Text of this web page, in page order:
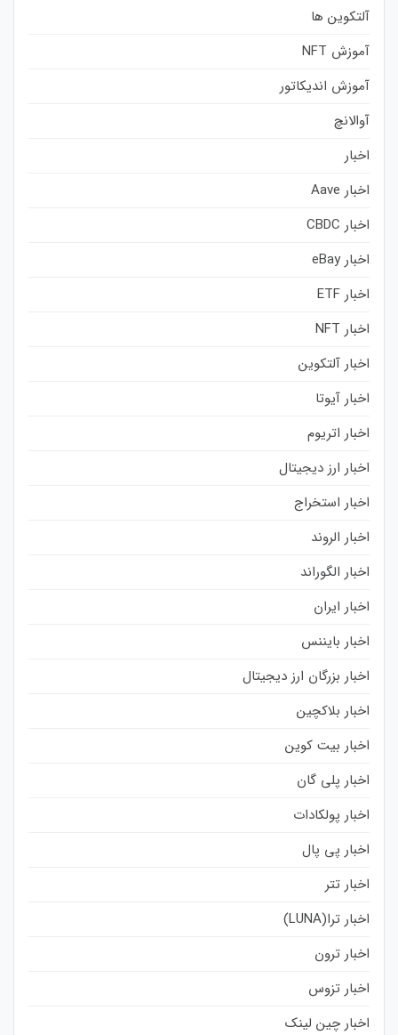
آلتکوین ها
آموزش NFT
آموزش اندیکاتور
آوالانچ
اخبار
اخبار Aave
اخبار CBDC
اخبار eBay
اخبار ETF
اخبار NFT
اخبار آلتکوین
اخبار آیوتا
اخبار اتریوم
اخبار ارز دیجیتال
اخبار استخراج
اخبار الروند
اخبار الگوراند
اخبار ایران
اخبار بایننس
اخبار بزرگان ارز دیجیتال
اخبار بلاکچین
اخبار بیت کوین
اخبار پلی گان
اخبار پولکادات
اخبار پی پال
اخبار تتر
اخبار ترا(LUNA)
اخبار ترون
اخبار تزوس
اخبار چین لینک